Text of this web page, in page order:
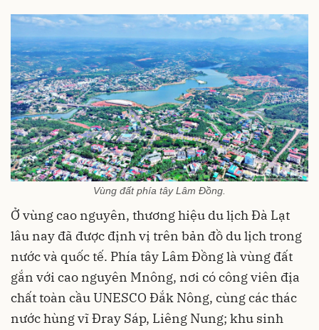
Vùng đất phía tây Lâm Đồng.
Ở vùng cao nguyên, thương hiệu du lịch Đà Lạt
lâu nay đã được định vị trên bản đồ du lịch trong
nước và quốc tế. Phía tây Lâm Đồng là vùng đất
gắn với cao nguyên Mnông, nơi có công viên địa
chất toàn cầu UNESCO Đắk Nông, cùng các thác
nước hùng vĩ Đray Sáp, Liêng Nung; khu sinh